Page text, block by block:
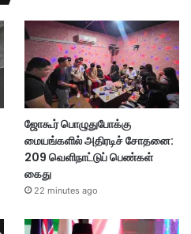
ஜோகூர் பொழுதுபோக்கு
மையங்களில் அதிரடிச் சோதனை:
209 வெளிநாட்டுப் பெண்கள்
கைது
22 minutes ago